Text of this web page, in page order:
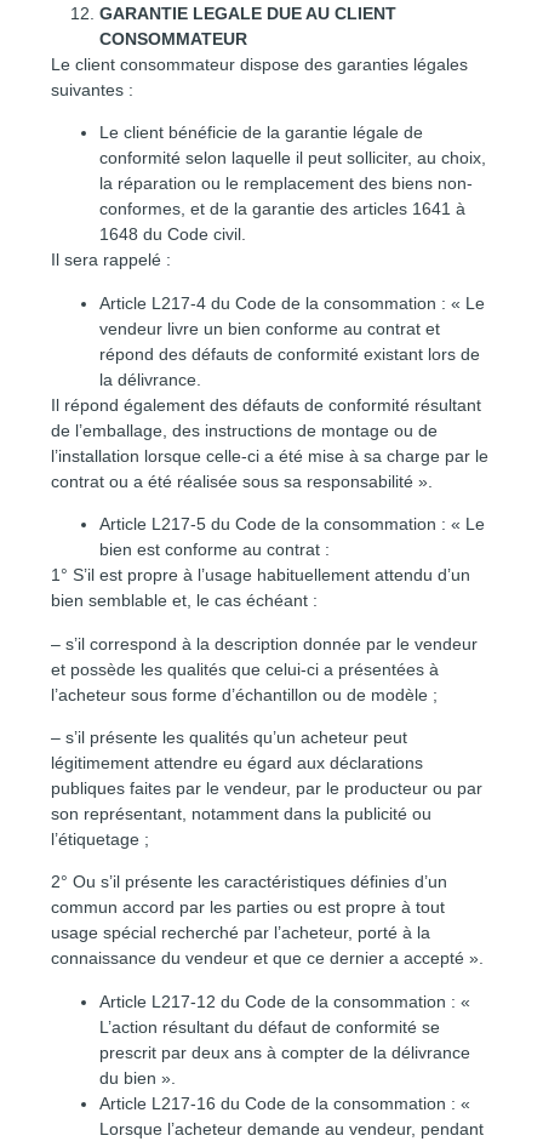
GARANTIE LEGALE DUE AU CLIENT
CONSOMMATEUR
Le client consommateur dispose des garanties légales
suivantes :
Le client bénéficie de la garantie légale de
conformité selon laquelle il peut solliciter, au choix,
la réparation ou le remplacement des biens non-
conformes, et de la garantie des articles 1641 à
1648 du Code civil.
Il sera rappelé :
Article L217-4 du Code de la consommation : « Le
vendeur livre un bien conforme au contrat et
répond des défauts de conformité existant lors de
la délivrance.
Il répond également des défauts de conformité résultant
de l’emballage, des instructions de montage ou de
l’installation lorsque celle-ci a été mise à sa charge par le
contrat ou a été réalisée sous sa responsabilité ».
Article L217-5 du Code de la consommation : « Le
bien est conforme au contrat :
1° S’il est propre à l’usage habituellement attendu d’un
bien semblable et, le cas échéant :
– s’il correspond à la description donnée par le vendeur
et possède les qualités que celui-ci a présentées à
l’acheteur sous forme d’échantillon ou de modèle ;
– s’il présente les qualités qu’un acheteur peut
légitimement attendre eu égard aux déclarations
publiques faites par le vendeur, par le producteur ou par
son représentant, notamment dans la publicité ou
l’étiquetage ;
2° Ou s’il présente les caractéristiques définies d’un
commun accord par les parties ou est propre à tout
usage spécial recherché par l’acheteur, porté à la
connaissance du vendeur et que ce dernier a accepté ».
Article L217-12 du Code de la consommation : «
L’action résultant du défaut de conformité se
prescrit par deux ans à compter de la délivrance
du bien ».
Article L217-16 du Code de la consommation : «
Lorsque l’acheteur demande au vendeur, pendant